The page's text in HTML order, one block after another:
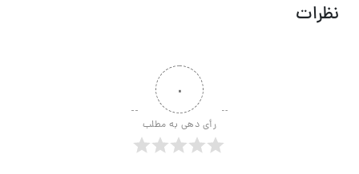
نظرات
۰
رأی دهی به مطلب